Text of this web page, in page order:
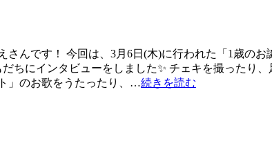
んです！ 今回は、3月6日(木)に行われた「1歳の
ちにインタビューをしました✨ チェキを撮ったり
」のお歌をうたったり、…続きを読む